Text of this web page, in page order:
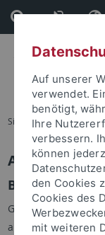
Direkt
zum
Inhalt
Direkt
zur
Fußleiste
Sie sind hier:
Anmelden
Geben Sie Ihren
anzumelden:
Auf unserer
verwendet.
benötigt,
Ihre
verbessern.
können
den Cookies
Cookies des
mit weiteren